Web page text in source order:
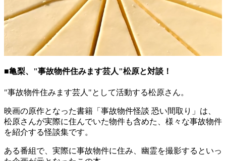
■亀梨、"事故物件住みます芸人"松原と対談！
"事故物件住みます芸人"として活動する松原さん。
映画の原作となった書籍「事故物件怪談 恐い間取り」は、
松原さんが実際に住んでいた物件も含めた、様々な事故物件
を紹介する怪談集です。
ある番組で、実際に事故物件に住み、幽霊を撮影するといっ